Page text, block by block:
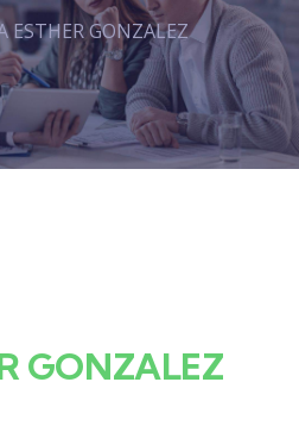
ESTHER GONZALEZ
GONZALEZ